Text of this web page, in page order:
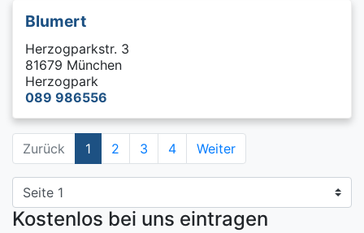
Blumert
Herzogparkstr. 3
81679 München
Herzogpark
089 986556
Zurück 1 2 3 4 Weiter
Kostenlos bei uns eintragen